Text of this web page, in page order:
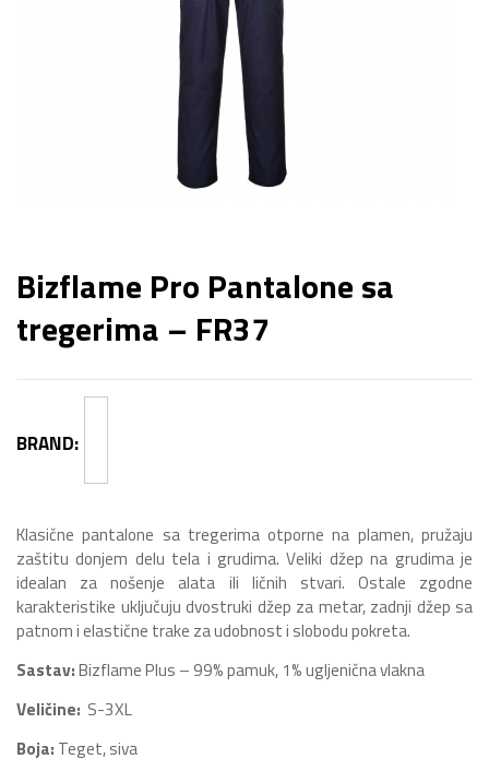
Bizflame Pro Pantalone sa
tregerima – FR37
BRAND:
Klasične pantalone sa tregerima otporne na plamen, pružaju
zaštitu donjem delu tela i grudima. Veliki džep na grudima je
idealan za nošenje alata ili ličnih stvari. Ostale zgodne
karakteristike uključuju dvostruki džep za metar, zadnji džep sa
patnom i elastične trake za udobnost i slobodu pokreta.
Sastav:Bizflame Plus – 99% pamuk, 1% ugljenična vlakna
Veličine: S-3XL
Boja: Teget, siva